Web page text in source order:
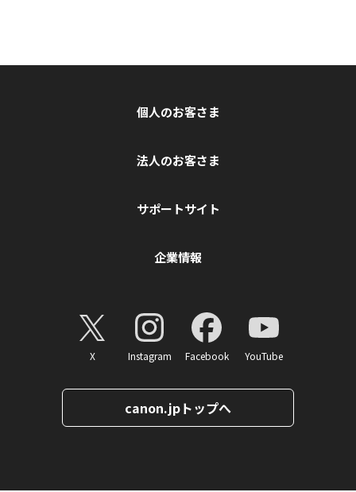
個人のお客さま
法人のお客さま
サポートサイト
企業情報
X Instagram Facebook YouTube
canon.jpトップへ